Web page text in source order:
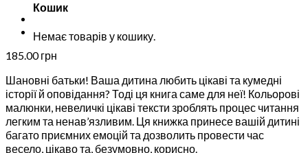
Кошик
Немає товарів у кошику.
185.00грн
Шановні батьки! Ваша дитина любить цікаві та кумедні
історії й оповідання? Тоді ця книга саме для неї! Кольорові
малюнки, невеличкі цікаві тексти зроблять процес читання
легким та ненав’язливим. Ця книжка принесе вашій дитині
багато приємних емоцій та дозволить провести час
весело, цікаво та, безумовно, корисно.